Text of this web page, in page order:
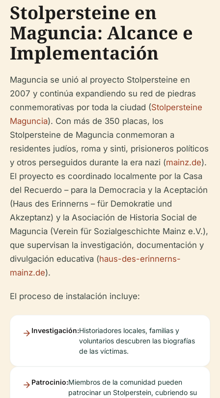
Stolpersteine en
Maguncia: Alcance e
Implementación
Maguncia se unió al proyecto Stolpersteine en
2007 y continúa expandiendo su red de piedras
conmemorativas por toda la ciudad (Stolpersteine
Maguncia). Con más de 350 placas, los
Stolpersteine de Maguncia conmemoran a
residentes judíos, roma y sinti, prisioneros políticos
y otros perseguidos durante la era nazi (mainz.de).
El proyecto es coordinado localmente por la Casa
del Recuerdo – para la Democracia y la Aceptación
(Haus des Erinnerns – für Demokratie und
Akzeptanz) y la Asociación de Historia Social de
Maguncia (Verein für Sozialgeschichte Mainz e.V.),
que supervisan la investigación, documentación y
divulgación educativa (haus-des-erinnerns-
mainz.de).
El proceso de instalación incluye:
Investigación:Historiadores locales, familias y
voluntarios descubren las biografías
de las víctimas.
Patrocinio:Miembros de la comunidad pueden
patrocinar un Stolperstein, cubriendo su